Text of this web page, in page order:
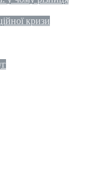
кризи